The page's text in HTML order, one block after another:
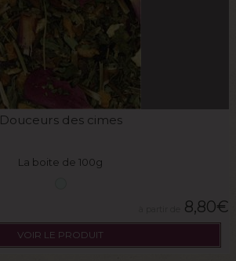
Douceurs des cimes
La boite de 100g
8,80€
VOIR LE PRODUIT